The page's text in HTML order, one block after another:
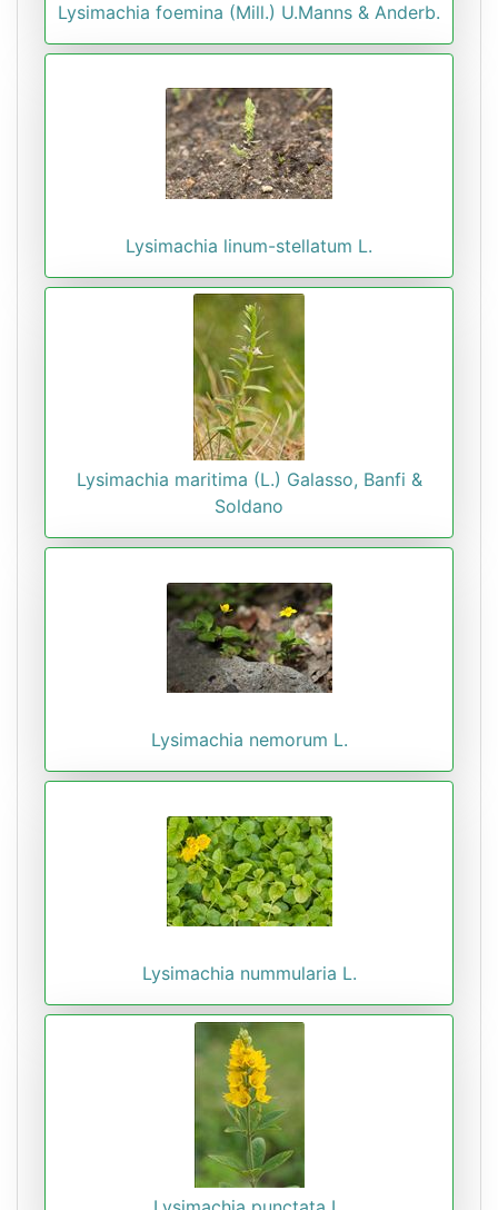
Lysimachia foemina (Mill.) U.Manns & Anderb.
Lysimachia linum-stellatum L.
Lysimachia maritima (L.) Galasso, Banfi &
Soldano
Lysimachia nemorum L.
Lysimachia nummularia L.